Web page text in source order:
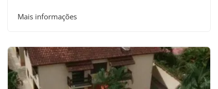
Mais informações